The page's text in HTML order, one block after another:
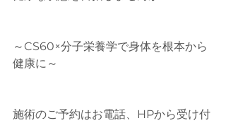
～CS60×分子栄養学で身体を根本から
健康に～
施術のご予約はお電話、HPから受け付